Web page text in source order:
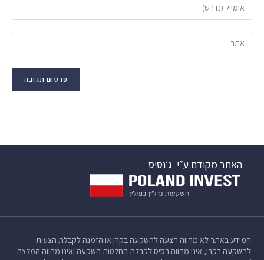
האתר מקודם ע״י ג׳נסיס
המידע באתר לא מהווה הצעה להשקעה בקרן או הזמנה לקבלת הצעות
להשקעה בקרן, אינו מהווה בסיס לקבלת החלטות השקעה ואינו מהווה המלצה